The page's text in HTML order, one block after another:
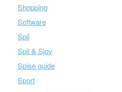
Shopping
Software
Spil
Spil & Sjov
Spise guide
Sport